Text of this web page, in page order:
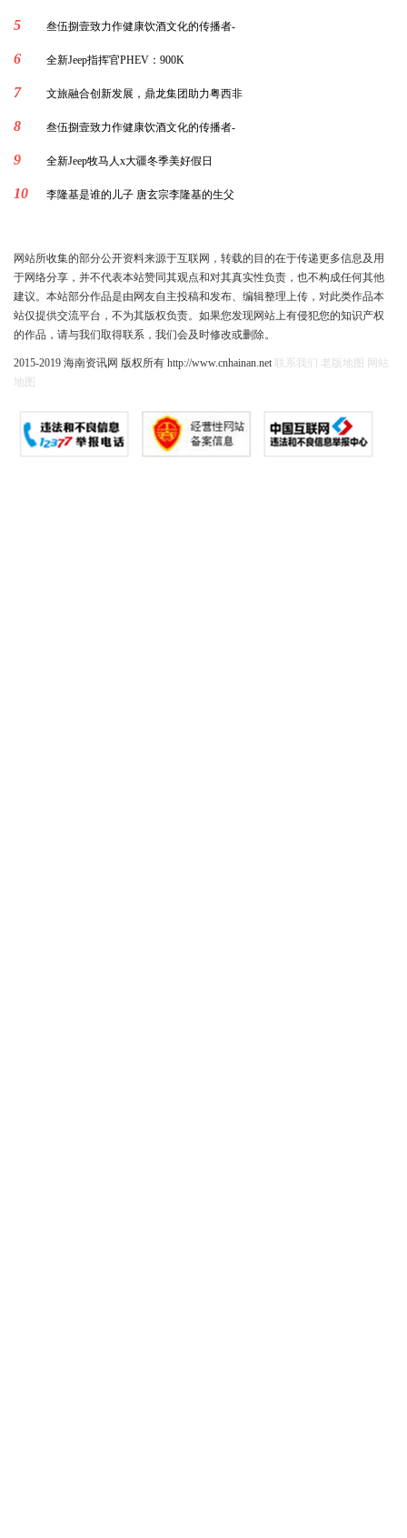
5 叁伍捌壹致力作健康饮酒文化的传播者-
6 全新Jeep指挥官PHEV：900K
7 文旅融合创新发展，鼎龙集团助力粤西非
8 叁伍捌壹致力作健康饮酒文化的传播者-
9 全新Jeep牧马人x大疆冬季美好假日
10 李隆基是谁的儿子 唐玄宗李隆基的生父
网站所收集的部分公开资料来源于互联网，转载的目的在于传递更多信息及用
于网络分享，并不代表本站赞同其观点和对其真实性负责，也不构成任何其他
建议。本站部分作品是由网友自主投稿和发布、编辑整理上传，对此类作品本
站仅提供交流平台，不为其版权负责。如果您发现网站上有侵犯您的知识产权
的作品，请与我们取得联系，我们会及时修改或删除。
2015-2019 海南资讯网 版权所有 http://www.cnhainan.net 联系我们 老版地图
网站
地图